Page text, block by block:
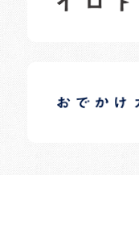
日常の様子など随時